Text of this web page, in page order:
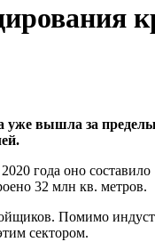
уже вышла за
года оно
32 млн кв. метров.
Помимо
сектором.